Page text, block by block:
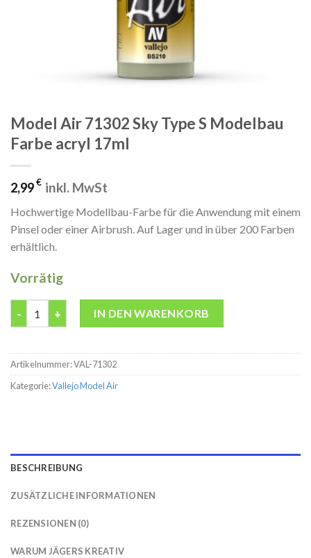
Model Air 71302 Sky Type S Modelbau
Farbe acryl 17ml
2,99€ inkl. MwSt
Hochwertige Modellbau-Farbe für die Anwendung mit einem
Pinsel oder einer Airbrush. Auf Lager und in über 200 Farben
erhältlich.
Vorrätig
IN DEN WARENKORB
Artikelnummer:VAL-71302
Kategorie:Vallejo Model Air
BESCHREIBUNG
ZUSÄTZLICHE INFORMATIONEN
REZENSIONEN (0)
WARUM JÄGERS KREATIV